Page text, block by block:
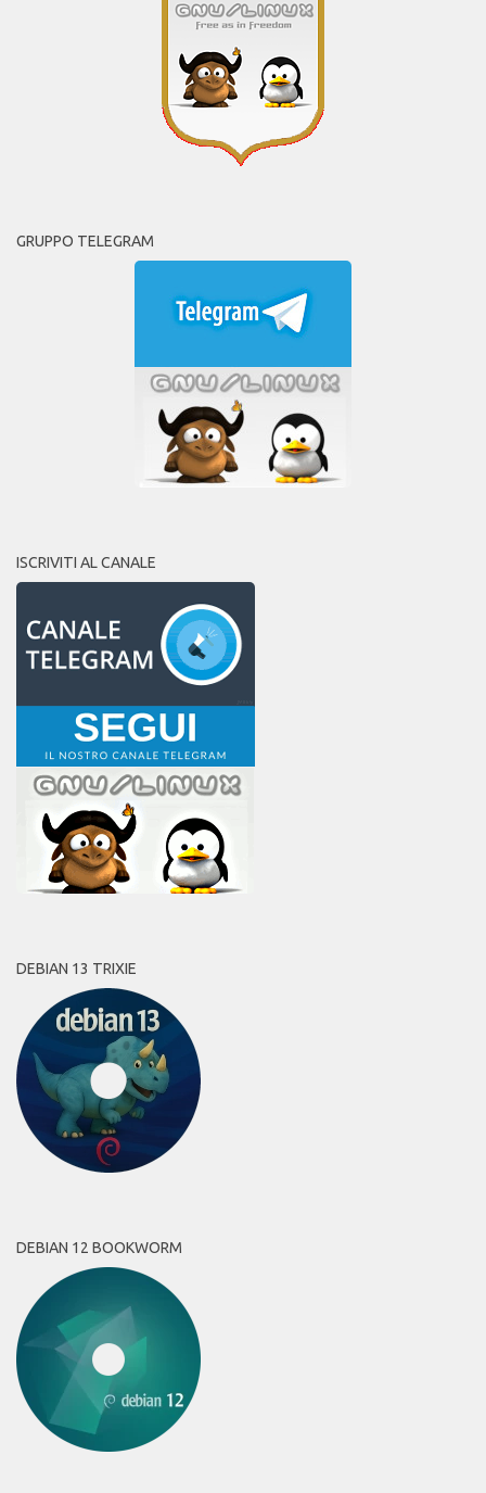
GRUPPO TELEGRAM
ISCRIVITI AL CANALE
DEBIAN 13 TRIXIE
DEBIAN 12 BOOKWORM